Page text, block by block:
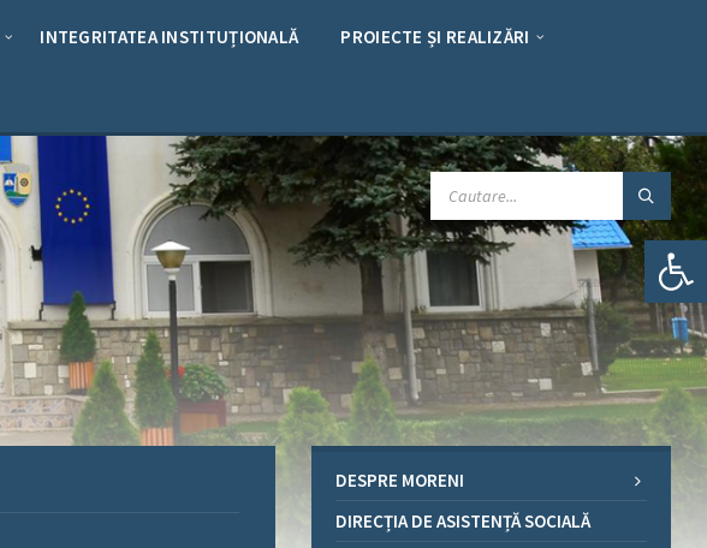
Deschide bara de unelte
INTEGRITATEA INSTITUȚIONALĂ PROIECTE ȘI REALIZĂRI
CAUTARE:
DESPRE MORENI
DIRECȚIA DE ASISTENȚĂ SOCIALĂ